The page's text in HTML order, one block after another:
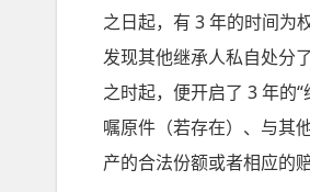
之日起，有 3 年的时间为
发现其他继承人私自处分
之时起，便开启了 3 年的
嘱原件（若存在）、与其
产的合法份额或者相应的赔